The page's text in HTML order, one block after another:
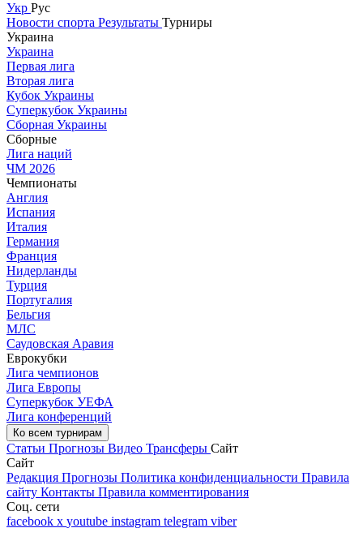
Укр Рус
Новости спорта Результаты Турниры
Украина
Украина
Первая лига
Вторая лига
Кубок Украины
Суперкубок Украины
Сборная Украины
Сборные
Лига наций
ЧМ 2026
Чемпионаты
Англия
Испания
Италия
Германия
Франция
Нидерланды
Турция
Португалия
Бельгия
МЛС
Саудовская Аравия
Еврокубки
Лига чемпионов
Лига Европы
Суперкубок УЕФА
Лига конференций
Ко всем турнирам
Статьи Прогнозы Видео Трансферы Сайт
Сайт
Редакция Прогнозы Политика конфиденциальности Правила
сайту Контакты Правила комментирования
Соц. сети
facebook x youtube instagram telegram viber